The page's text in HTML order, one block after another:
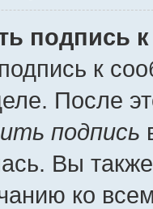
подпись
к
После
подпись
Вы
ко